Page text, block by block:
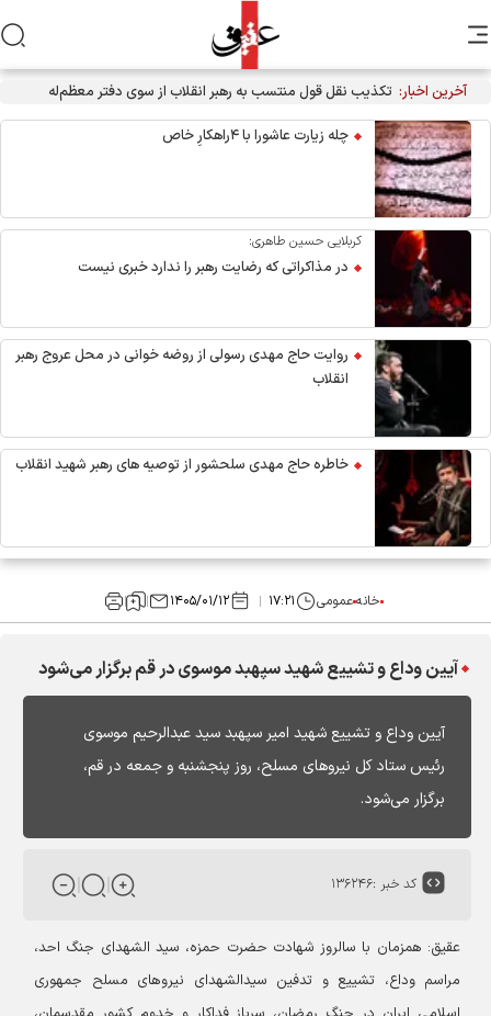
آخرین اخبار: تکذیب نقل قول منتسب به رهبر انقلاب از سوی دفتر معظم‌له
چله زیارت عاشورا با ۴راهکارِ خاص
کربلایی حسین طاهری:
در مذاکراتی که رضایت رهبر را ندارد خبری نیست
روایت حاج مهدی رسولی از روضه خوانی در محل عروج رهبر
انقلاب
خاطره حاج مهدی سلحشور از توصیه های رهبر شهید انقلاب
خانهعمومی ۱۷:۲۱ ۱۴۰۵/۰۱/۱۲
آیین وداع و تشییع شهید سپهبد موسوی در قم برگزار می‌شود
آیین وداع و تشییع شهید امیر سپهبد سید عبدالرحیم موسوی
رئیس ستاد کل نیروهای مسلح، روز پنجشنبه و جمعه در قم،
برگزار می‌شود.
کد خبر :۱۳۶۲۴۶
عقیق: همزمان با سالروز شهادت حضرت حمزه، سید الشهدای جنگ احد،
مراسم وداع، تشییع و تدفین سیدالشهدای نیروهای مسلح جمهوری